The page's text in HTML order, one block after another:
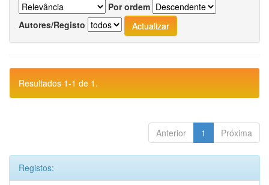
Por ordem
Autores/Registo
Resultados 1-1 de 1.
Anterior 1 Próxima
Registos: